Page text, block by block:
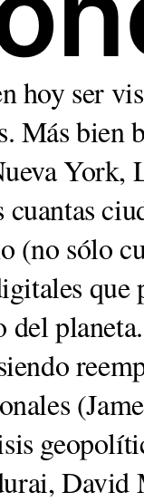
hoy ser
Más bien
York,
(no sólo
del